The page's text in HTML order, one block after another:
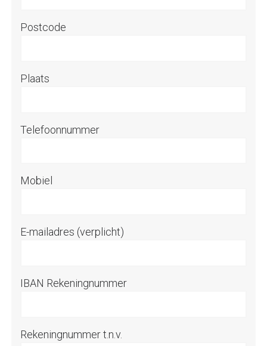
Postcode
Plaats
Telefoonnummer
Mobiel
E-mailadres (verplicht)
IBAN Rekeningnummer
Rekeningnummer t.n.v.